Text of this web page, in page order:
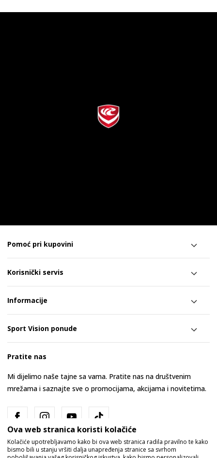
Pomoć pri kupovini
Korisnički servis
Informacije
Sport Vision ponude
Pratite nas
Mi dijelimo naše tajne sa vama. Pratite nas na društvenim
mrežama i saznajte sve o promocijama, akcijama i novitetima.
Ova web stranica koristi kolačiće
Kolačiće upotrebljavamo kako bi ova web stranica radila pravilno te kako
bismo bili u stanju vršiti dalja unapređenja stranice sa svrhom